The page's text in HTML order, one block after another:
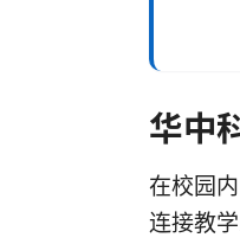
华中
在校园
连接教